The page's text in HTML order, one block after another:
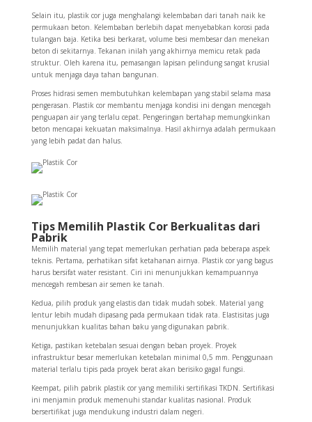
Selain itu, plastik cor juga menghalangi kelembaban dari tanah naik ke
permukaan beton. Kelembaban berlebih dapat menyebabkan korosi pada
tulangan baja. Ketika besi berkarat, volume besi membesar dan menekan
beton di sekitarnya. Tekanan inilah yang akhirnya memicu retak pada
struktur. Oleh karena itu, pemasangan lapisan pelindung sangat krusial
untuk menjaga daya tahan bangunan.
Proses hidrasi semen membutuhkan kelembapan yang stabil selama masa
pengerasan. Plastik cor membantu menjaga kondisi ini dengan mencegah
penguapan air yang terlalu cepat. Pengeringan bertahap memungkinkan
beton mencapai kekuatan maksimalnya. Hasil akhirnya adalah permukaan
yang lebih padat dan halus.
Tips Memilih Plastik Cor Berkualitas dari
Pabrik
Memilih material yang tepat memerlukan perhatian pada beberapa aspek
teknis. Pertama, perhatikan sifat ketahanan airnya. Plastik cor yang bagus
harus bersifat water resistant. Ciri ini menunjukkan kemampuannya
mencegah rembesan air semen ke tanah.
Kedua, pilih produk yang elastis dan tidak mudah sobek. Material yang
lentur lebih mudah dipasang pada permukaan tidak rata. Elastisitas juga
menunjukkan kualitas bahan baku yang digunakan pabrik.
Ketiga, pastikan ketebalan sesuai dengan beban proyek. Proyek
infrastruktur besar memerlukan ketebalan minimal 0,5 mm. Penggunaan
material terlalu tipis pada proyek berat akan berisiko gagal fungsi.
Keempat, pilih pabrik plastik cor yang memiliki sertifikasi TKDN. Sertifikasi
ini menjamin produk memenuhi standar kualitas nasional. Produk
bersertifikat juga mendukung industri dalam negeri.